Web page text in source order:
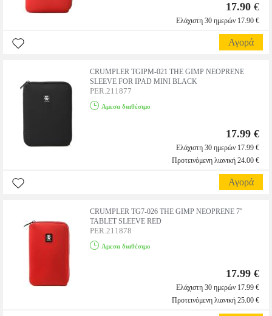
17.90 €
Ελάχιστη 30 ημερών 17.90 €
Αγορά
CRUMPLER TGIPM-021 THE GIMP NEOPRENE
SLEEVE FOR IPAD MINI BLACK
PER.211877
Αμεσα διαθέσιμο
17.99 €
Ελάχιστη 30 ημερών 17.99 €
Προτεινόμενη λιανική 24.00 €
Αγορά
CRUMPLER TG7-026 THE GIMP NEOPRENE 7''
TABLET SLEEVE RED
PER.211878
Αμεσα διαθέσιμο
17.99 €
Ελάχιστη 30 ημερών 17.99 €
Προτεινόμενη λιανική 25.00 €